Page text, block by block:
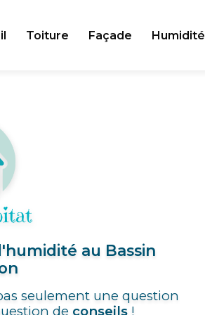
Toiture Façade Humidité
au Bassin
seulement une question
de conseils !